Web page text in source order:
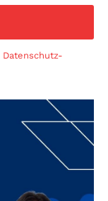
Datenschutz-